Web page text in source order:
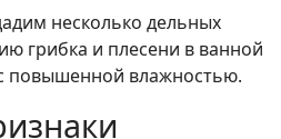
несколько дельных
грибка и плесени в ванной
повышенной влажностью.